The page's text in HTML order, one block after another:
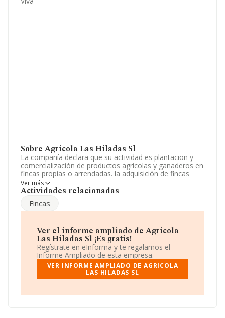
Sobre Agricola Las Hiladas Sl
La compañía declara que su actividad es plantacion y
comercialización de productos agrícolas y ganaderos en
fincas propias o arrendadas. la adquisición de fincas
rústicas y urbanas para su explotación o arrendamiento.
directa e indirectamente. La empresa está registrada
'Producción agrícola combinada con la producción
ganadera' con código 0150. La empresa no tiene
La plantilla ha crecido un 50% y atendiendo a los datos
disponibles en INFORMA, ese número ha estado por
encima de la media de sector.
El correo electrónico esaguef6@yahoo.com.
B30537328, está situada en Calle Valle Guadalentin
Ver más
Actividades relacionadas
Fincas
Ver el informe ampliado de Agricola
Las Hiladas Sl ¡Es gratis!
Regístrate en eInforma y te regalamos el
Informe Ampliado de esta empresa.
VER INFORME AMPLIADO DE AGRICOLA
LAS HILADAS SL